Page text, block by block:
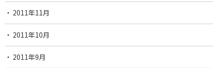
2011年11月
2011年10月
2011年9月